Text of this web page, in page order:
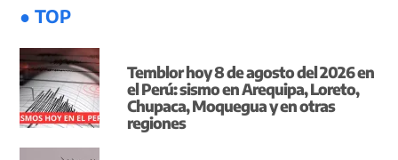
● TOP
Temblor hoy 8 de agosto del 2026 en
el Perú: sismo en Arequipa, Loreto,
Chupaca, Moquegua y en otras
regiones